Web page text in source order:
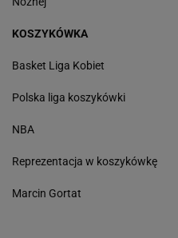
KOSZYKÓWKA
Basket Liga Kobiet
Polska liga koszykówki
NBA
Reprezentacja w koszykówkę
Marcin Gortat